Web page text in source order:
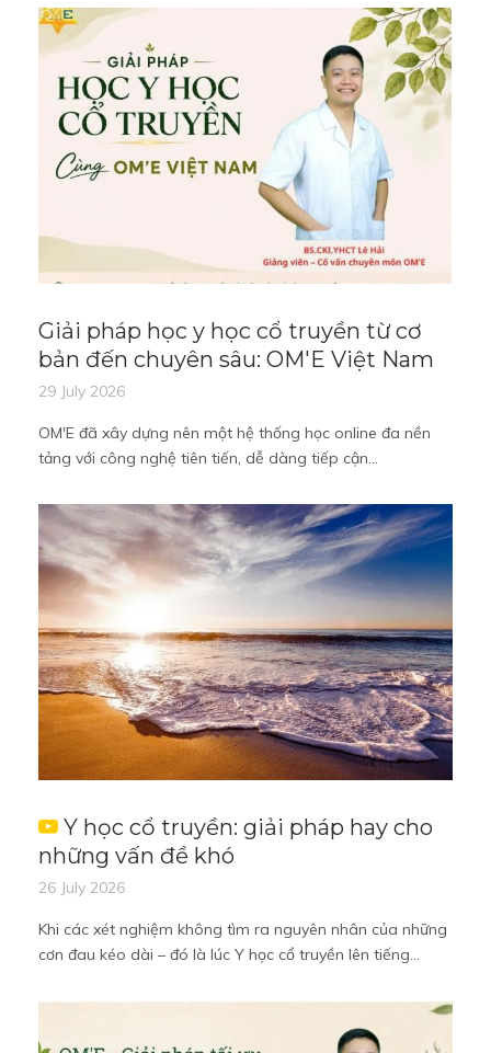
Giải pháp học y học cổ truyền từ cơ
bản đến chuyên sâu: OM'E Việt Nam
29 July 2026
OM'E đã xây dựng nên một hệ thống học online đa nền
tảng với công nghệ tiên tiến, dễ dàng tiếp cận...
Y học cổ truyền: giải pháp hay cho
những vấn đề khó
26 July 2026
Khi các xét nghiệm không tìm ra nguyên nhân của những
cơn đau kéo dài – đó là lúc Y học cổ truyền lên tiếng...